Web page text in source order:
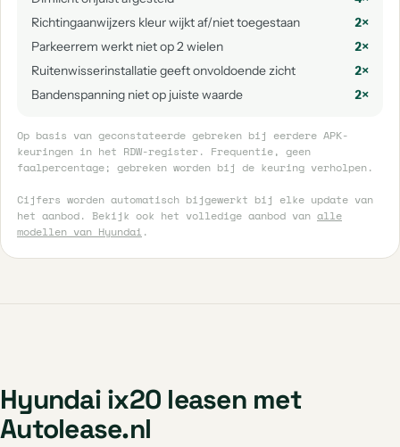
Richtingaanwijzers kleur wijkt af/niet toegestaan
2×
Parkeerrem werkt niet op 2 wielen
2×
Ruitenwisserinstallatie geeft onvoldoende zicht
2×
Bandenspanning niet op juiste waarde
2×
Op basis van geconstateerde gebreken bij eerdere APK-
keuringen in het RDW-register. Frequentie, geen
faalpercentage; gebreken worden bij de keuring verholpen.
Cijfers worden automatisch bijgewerkt bij elke update van
het aanbod. Bekijk ook het volledige aanbod van alle
modellen van Hyundai .
Hyundai ix20 leasen met
Autolease.nl